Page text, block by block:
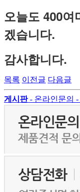
오늘도 400여
겠습니다.
감사합니다.
목록 이전글 다음글
게시판 - 온라인문의 -